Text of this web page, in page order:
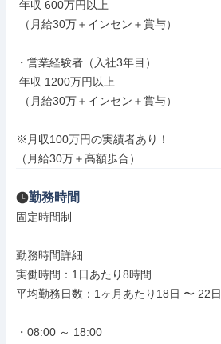
・営業経験者（入社3年目）
※月収100万円の実績者あり！
（月給30万＋高額歩合）
勤務時間
固定時間制
勤務時間詳細
実働時間：1日あたり8時間
平均勤務日数：1ヶ月あたり18日 〜 22日
・08:00 ～ 18:00